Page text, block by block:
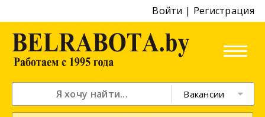
Войти | Регистрация
Вакансии